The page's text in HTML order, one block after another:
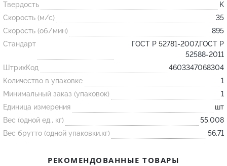
Муфель
Черпак
Шербер
Трубка
Стержень
Пробка
Подставка
Лодочка
Контакт
Твердость
K
Скорость (м/с)
35
Скорость (об/мин)
895
Стандарт
ГОСТ Р 52781-2007,ГОСТ Р
52588-2011
ШтрихКод
4603347068304
Количество в упаковке
1
Минимальный заказ (упаковок)
1
Единица измерения
шт
Вес (одной ед., кг)
55.008
Вес брутто (одной упаковки,кг)
56.71
РЕКОМЕНДОВАННЫЕ ТОВАРЫ